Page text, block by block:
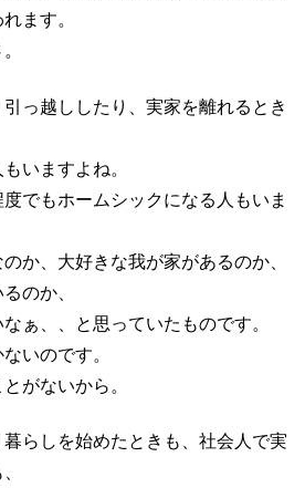
ます。
っ越ししたり、実家を離れるとき
いますよね。
でもホームシックになる人もいま
か、大好きな我が家があるのか、
のか、
ぁ、、と思っていたものです。
いのです。
がないから。
らしを始めたときも、社会人で実